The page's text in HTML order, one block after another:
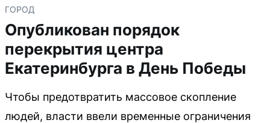
ГОРОД
Опубликован порядок
перекрытия центра
Екатеринбурга в День Победы
Чтобы предотвратить массовое скопление
людей, власти ввели временные ограничения